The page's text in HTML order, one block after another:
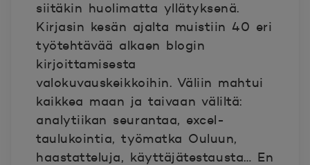
siitäkin huolimatta yllätyksenä.
Kirjasin kesän ajalta muistiin 40 eri
työtehtävää alkaen blogin
kirjoittamisesta
valokuvauskeikkoihin. Väliin mahtui
kaikkea maan ja taivaan väliltä:
analytiikan seurantaa, excel-
taulukointia, työmatka Ouluun,
haastatteluja, käyttäjätestausta… En